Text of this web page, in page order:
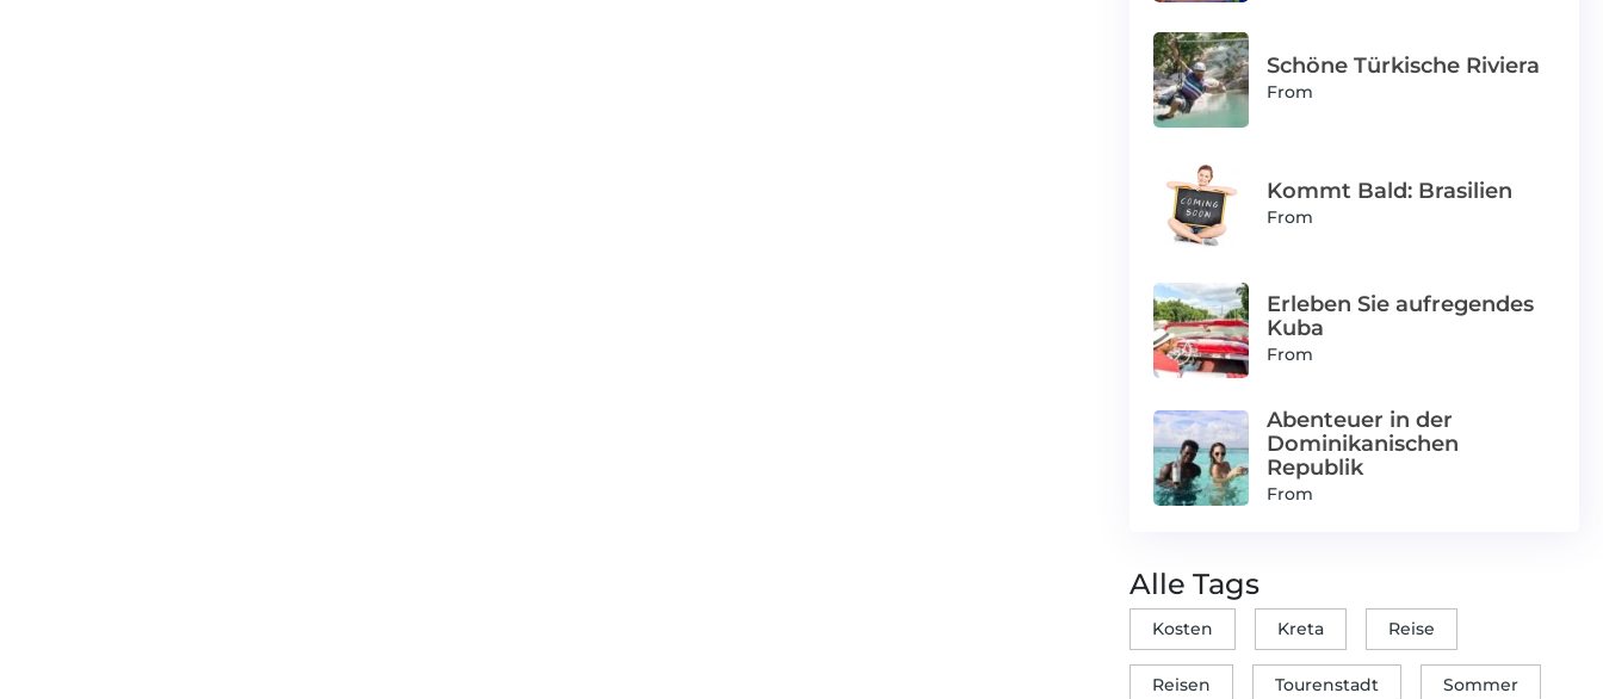
Schöne Türkische Riviera
From
Kommt Bald: Brasilien
From
Erleben Sie aufregendes
Kuba
From
Abenteuer in der
Dominikanischen
Republik
From
Alle Tags
Kosten Kreta Reise
Reisen Tourenstadt Sommer